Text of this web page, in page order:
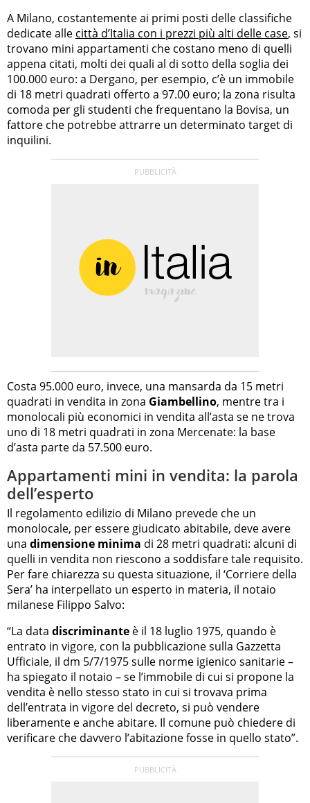
A Milano, costantemente ai primi posti delle classifiche
dedicate alle città d’Italia con i prezzi più alti delle case, si
trovano mini appartamenti che costano meno di quelli
appena citati, molti dei quali al di sotto della soglia dei
100.000 euro: a Dergano, per esempio, c’è un immobile
di 18 metri quadrati offerto a 97.00 euro; la zona risulta
comoda per gli studenti che frequentano la Bovisa, un
fattore che potrebbe attrarre un determinato target di
inquilini.
Costa 95.000 euro, invece, una mansarda da 15 metri
quadrati in vendita in zona Giambellino, mentre tra i
monolocali più economici in vendita all’asta se ne trova
uno di 18 metri quadrati in zona Mercenate: la base
d’asta parte da 57.500 euro.
Appartamenti mini in vendita: la parola
dell’esperto
Il regolamento edilizio di Milano prevede che un
monolocale, per essere giudicato abitabile, deve avere
una dimensione minima di 28 metri quadrati: alcuni di
quelli in vendita non riescono a soddisfare tale requisito.
Per fare chiarezza su questa situazione, il ‘Corriere della
Sera’ ha interpellato un esperto in materia, il notaio
milanese Filippo Salvo:
“La data discriminante è il 18 luglio 1975, quando è
entrato in vigore, con la pubblicazione sulla Gazzetta
Ufficiale, il dm 5/7/1975 sulle norme igienico sanitarie –
ha spiegato il notaio – se l’immobile di cui si propone la
vendita è nello stesso stato in cui si trovava prima
dell’entrata in vigore del decreto, si può vendere
liberamente e anche abitare. Il comune può chiedere di
verificare che davvero l’abitazione fosse in quello stato”.